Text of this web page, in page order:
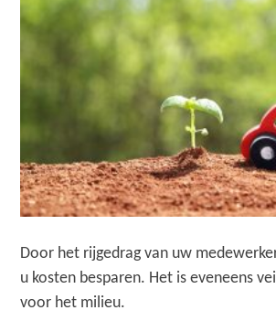
Door het rijgedrag van uw
u kosten besparen. Het is eveneens
voor het milieu.